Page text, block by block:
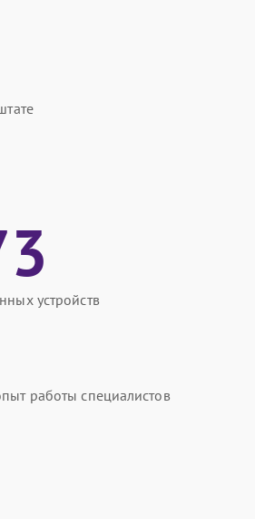
устройств
работы специалистов